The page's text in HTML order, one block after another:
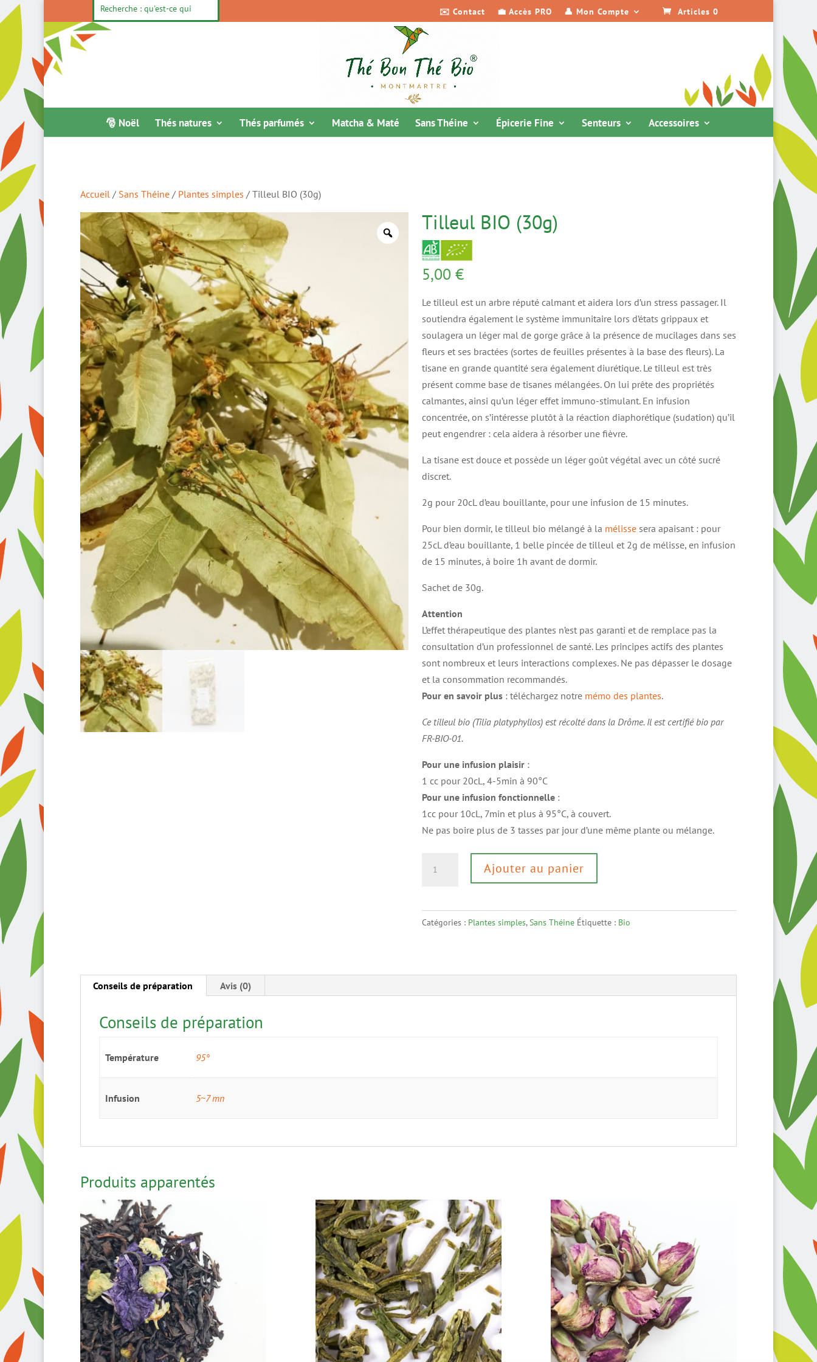
✉️ Contact 💼 Accès PRO 👤 Mon Compte Articles 0
🎅 Noël Thés natures Thés parfumés Matcha & Maté Sans Théine Épicerie Fine Senteurs Accessoires
Accueil / Sans Théine / Plantes simples / Tilleul BIO (30g)
Tilleul BIO (30g)
5,00 €
Le tilleul est un arbre réputé calmant et aidera lors d’un stress passager. Il
soutiendra également le système immunitaire lors d’états grippaux et
soulagera un léger mal de gorge grâce à la présence de mucilages dans ses
fleurs et ses bractées (sortes de feuilles présentes à la base des fleurs). La
tisane en grande quantité sera également diurétique. Le tilleul est très
présent comme base de tisanes mélangées. On lui prête des propriétés
calmantes, ainsi qu’un léger effet immuno-stimulant. En infusion
concentrée, on s’intéresse plutôt à la réaction diaphorétique (sudation) qu’il
peut engendrer : cela aidera à résorber une fièvre.
La tisane est douce et possède un léger goût végétal avec un côté sucré
discret.
2g pour 20cL d’eau bouillante, pour une infusion de 15 minutes.
Pour bien dormir, le tilleul bio mélangé à la mélissesera apaisant : pour
25cL d’eau bouillante, 1 belle pincée de tilleul et 2g de mélisse, en infusion
de 15 minutes, à boire 1h avant de dormir.
Sachet de 30g.
Attention
L’effet thérapeutique des plantes n’est pas garanti et de remplace pas la
consultation d’un professionnel de santé. Les principes actifs des plantes
sont nombreux et leurs interactions complexes. Ne pas dépasser le dosage
et la consommation recommandés.
Pour en savoir plus: téléchargez notre mémo des plantes.
Ce tilleul bio (Tilia platyphyllos) est récolté dans la Drôme. Il est certifié bio par
FR-BIO-01.
Pour une infusion plaisir:
1 cc pour 20cL, 4-5min à 90°C
Pour une infusion fonctionnelle :
1cc pour 10cL, 7min et plus à 95°C, à couvert.
Ne pas boire plus de 3 tasses par jour d’une même plante ou mélange.
BIO
(30g)
Ajouter au panier
Catégories : Plantes simples,Sans Théine Étiquette : Bio
Conseils de préparation Avis (0)
Conseils de préparation
Température 95°
Infusion 5~7 mn
Produits apparentés